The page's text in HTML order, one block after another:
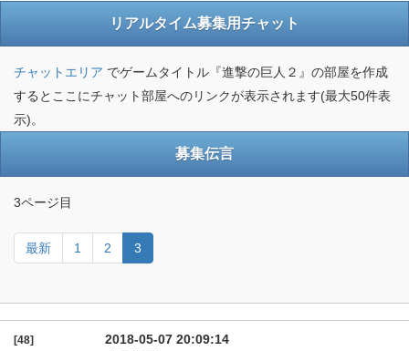
リアルタイム募集用チャット
チャットエリア でゲームタイトル『進撃の巨人２』の部屋を作成
するとここにチャット部屋へのリンクが表示されます(最大50件表
示)。
募集伝言
3ページ目
最新 1 2 3
[48]
2018-05-07 20:09:14